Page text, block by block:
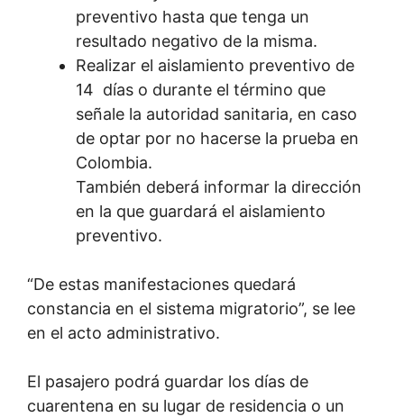
preventivo hasta que tenga un
resultado negativo de la misma.
Realizar el aislamiento preventivo de
14 días o durante el término que
señale la autoridad sanitaria, en caso
de optar por no hacerse la prueba en
Colombia.
También deberá informar la dirección
en la que guardará el aislamiento
preventivo.
“De estas manifestaciones quedará
constancia en el sistema migratorio”, se lee
en el acto administrativo.
El pasajero podrá guardar los días de
cuarentena en su lugar de residencia o un